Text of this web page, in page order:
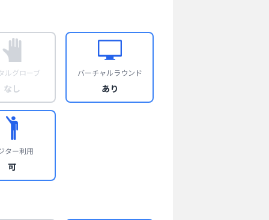
ルグローブ
なし
バーチャルラウンド
あり
ター利用
可